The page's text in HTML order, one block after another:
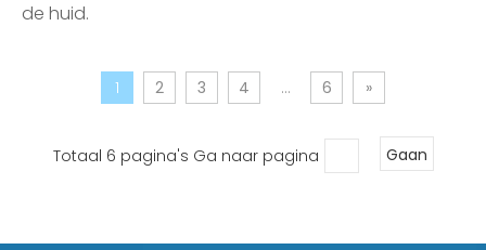
de huid.
1 2 3 4 ... 6 »
Totaal 6 pagina's Ga naar pagina Gaan